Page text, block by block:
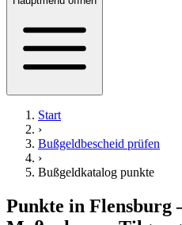
Start
›
Bußgeldbescheid prüfen
›
Bußgeldkatalog punkte
Punkte in Flensburg